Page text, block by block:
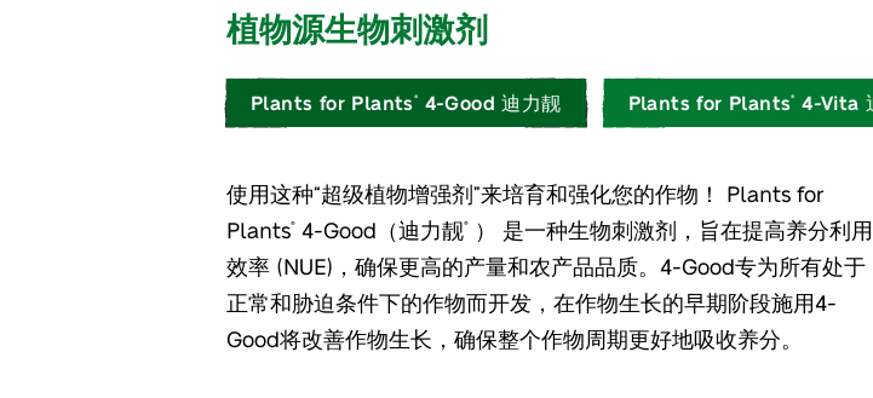
植物源生物刺激剂
Plants for Plants® 4-Good 迪力靓 Plants for Plants® 4-Vita
使用这种“超级植物增强剂”来培育和强化您的作物！ Plants for
Plants® 4-Good（迪力靓®
） 是一种生物刺激剂，旨在提高养分利用
效率 (NUE)，确保更高的产量和农产品品质。4-Good专为所有处于
正常和胁迫条件下的作物而开发，在作物生长的早期阶段施用4-
Good将改善作物生长，确保整个作物周期更好地吸收养分。